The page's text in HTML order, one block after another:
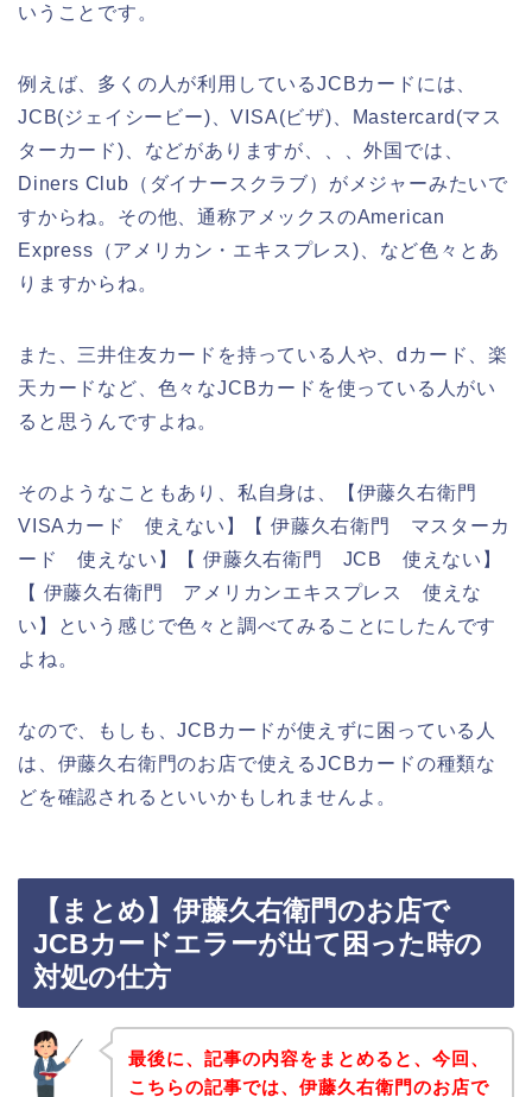
いうことです。
例えば、多くの人が利用しているJCBカードには、
JCB(ジェイシービー)、VISA(ビザ)、Mastercard(マス
ターカード)、などがありますが、、、外国では、
Diners Club（ダイナースクラブ）がメジャーみたいで
すからね。その他、通称アメックスのAmerican
Express（アメリカン・エキスプレス)、など色々とあ
りますからね。
また、三井住友カードを持っている人や、dカード、楽
天カードなど、色々なJCBカードを使っている人がい
ると思うんですよね。
そのようなこともあり、私自身は、【伊藤久右衛門
VISAカード 使えない】【 伊藤久右衛門 マスターカ
ード 使えない】【 伊藤久右衛門 JCB 使えない】
【 伊藤久右衛門 アメリカンエキスプレス 使えな
い】という感じで色々と調べてみることにしたんです
よね。
なので、もしも、JCBカードが使えずに困っている人
は、伊藤久右衛門のお店で使えるJCBカードの種類な
どを確認されるといいかもしれませんよ。
【まとめ】伊藤久右衛門のお店で
JCBカードエラーが出て困った時の
対処の仕方
最後に、記事の内容をまとめると、今回、
こちらの記事では、伊藤久右衛門のお店で